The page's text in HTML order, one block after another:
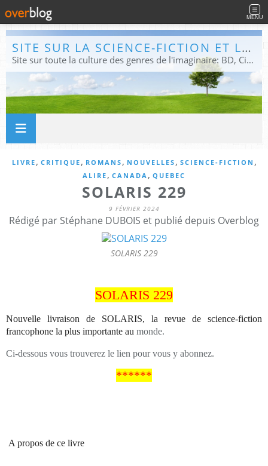
MENU
SITE SUR LA SCIENCE-FICTION ET LE FANTASTIQUE
Site sur toute la culture des genres de l'imaginaire: BD, Cinéma, Livre, Jeux, Théâtre. Présent dans les principaux festivals de film fantastique e de science-fiction, salons et conventions.
LIVRE , CRITIQUE , ROMANS , NOUVELLES , SCIENCE-FICTION ,
ALIRE , CANADA , QUEBEC
SOLARIS 229
9 FÉVRIER 2024
Rédigé par Stéphane DUBOIS et publié depuis Overblog
SOLARIS 229
SOLARIS 229
Nouvelle livraison de SOLARIS, la revue de science-fiction
francophone la plus importante au monde.
Ci-dessous vous trouverez le lien pour vous y abonnez.
******
A propos de ce livre